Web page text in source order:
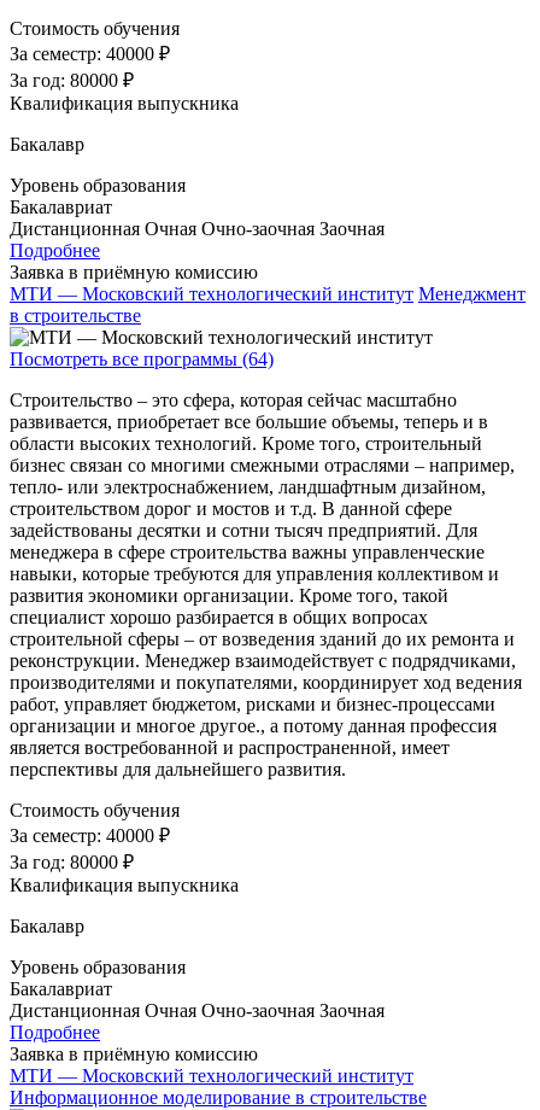
Стоимость обучения
За семестр: 40000 ₽
За год: 80000 ₽
Квалификация выпускника
Бакалавр
Уровень образования
Бакалавриат
Дистанционная Очная Очно-заочная Заочная
Подробнее
Заявка в приёмную комиссию
МТИ — Московский технологический институт Менеджмент
в строительстве
Посмотреть все программы (64)
Строительство – это сфера, которая сейчас масштабно
развивается, приобретает все большие объемы, теперь и в
области высоких технологий. Кроме того, строительный
бизнес связан со многими смежными отраслями – например,
тепло- или электроснабжением, ландшафтным дизайном,
строительством дорог и мостов и т.д. В данной сфере
задействованы десятки и сотни тысяч предприятий. Для
менеджера в сфере строительства важны управленческие
навыки, которые требуются для управления коллективом и
развития экономики организации. Кроме того, такой
специалист хорошо разбирается в общих вопросах
строительной сферы – от возведения зданий до их ремонта и
реконструкции. Менеджер взаимодействует с подрядчиками,
производителями и покупателями, координирует ход ведения
работ, управляет бюджетом, рисками и бизнес-процессами
организации и многое другое., а потому данная профессия
является востребованной и распространенной, имеет
перспективы для дальнейшего развития.
Стоимость обучения
За семестр: 40000 ₽
За год: 80000 ₽
Квалификация выпускника
Бакалавр
Уровень образования
Бакалавриат
Дистанционная Очная Очно-заочная Заочная
Подробнее
Заявка в приёмную комиссию
МТИ — Московский технологический институт
Информационное моделирование в строительстве